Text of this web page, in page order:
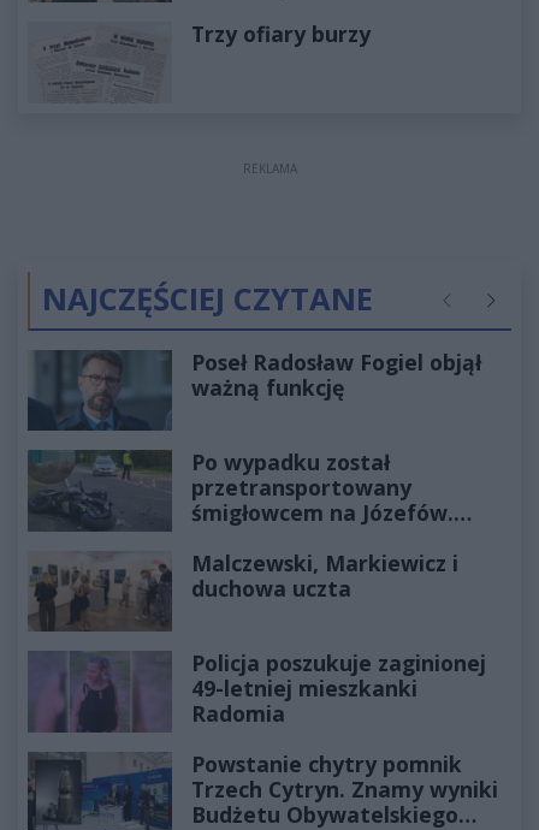
Trzy ofiary burzy
REKLAMA
NAJCZĘŚCIEJ CZYTANE Poprzednie
Poseł Radosław Fogiel objął
ważną funkcję
Po wypadku został
przetransportowany
śmigłowcem na Józefów.
Malczewski, Markiewicz i
duchowa uczta
Policja poszukuje zaginionej
49-letniej mieszkanki
Radomia
Powstanie chytry pomnik
Trzech Cytryn. Znamy wyniki
Budżetu Obywatelskiego